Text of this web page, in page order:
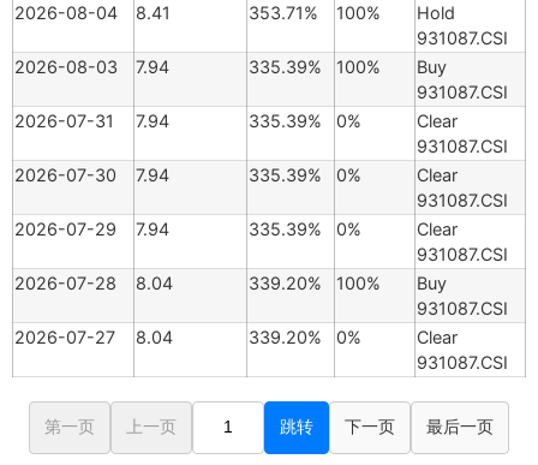
2026-08-04
8.41 353.71% 100%
Hold
931087.CSI
2026-08-03
7.94 335.39% 100%
Buy
931087.CSI
2026-07-31
7.94 335.39% 0%
Clear
931087.CSI
2026-07-30
7.94 335.39% 0%
Clear
931087.CSI
2026-07-29
7.94 335.39% 0%
Clear
931087.CSI
2026-07-28
8.04 339.20% 100%
Buy
931087.CSI
2026-07-27
8.04 339.20% 0%
Clear
931087.CSI
第一页 上一页 跳转 下一页 最后一页